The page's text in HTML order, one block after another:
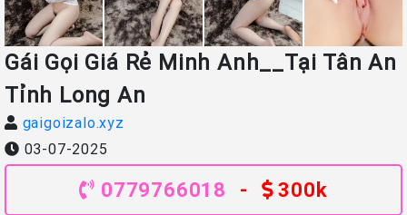
Gái Gọi Giá Rẻ Minh Anh__Tại Tân An
Tỉnh Long An
gaigoizalo.xyz
03-07-2025
0779766018 - 300k